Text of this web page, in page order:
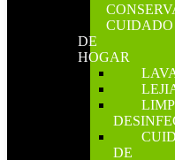
CUIDADO
DE
HOGAR
DE